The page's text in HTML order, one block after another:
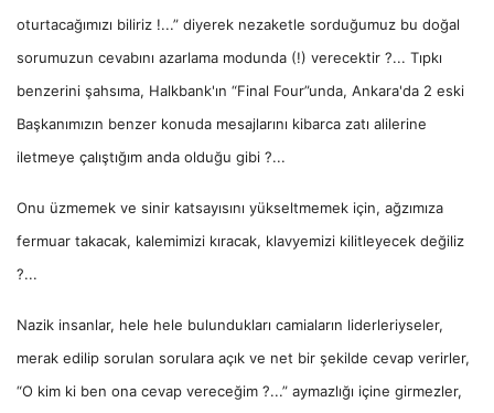
oturtacağımızı biliriz !...” diyerek nezaketle sorduğumuz bu doğal
sorumuzun cevabını azarlama modunda (!) verecektir ?... Tıpkı
benzerini şahsıma, Halkbank'ın “Final Four”unda, Ankara'da 2 eski
Başkanımızın benzer konuda mesajlarını kibarca zatı alilerine
iletmeye çalıştığım anda olduğu gibi ?...
Onu üzmemek ve sinir katsayısını yükseltmemek için, ağzımıza
fermuar takacak, kalemimizi kıracak, klavyemizi kilitleyecek değiliz
?...
Nazik insanlar, hele hele bulundukları camiaların liderleriyseler,
merak edilip sorulan sorulara açık ve net bir şekilde cevap verirler,
“O kim ki ben ona cevap vereceğim ?...” aymazlığı içine girmezler,